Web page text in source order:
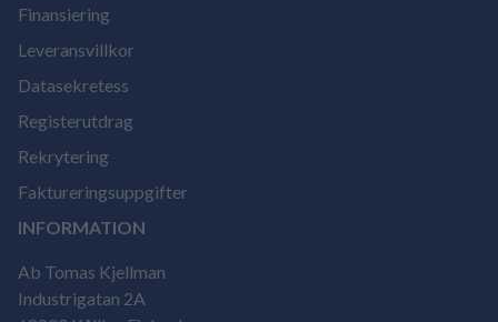
Finansiering
Leveransvillkor
Datasekretess
Registerutdrag
Rekrytering
Faktureringsuppgifter
INFORMATION
Ab Tomas Kjellman
Industrigatan 2A